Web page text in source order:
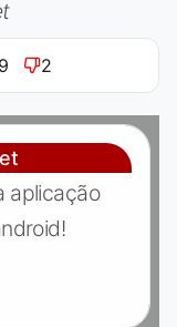
9 2
aplicação